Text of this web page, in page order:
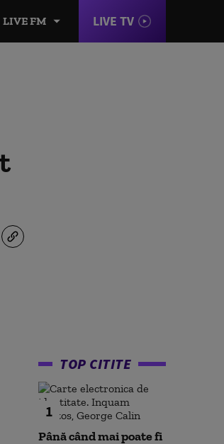
LIVE FM LIVE TV
TOP CITITE
1
Până când mai poate fi